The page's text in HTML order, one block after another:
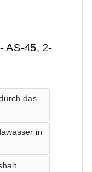
AS-45, 2-
das
in